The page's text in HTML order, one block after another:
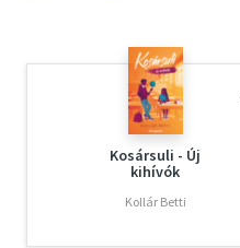
Kosársuli - Új
kihívók
Kollár Betti